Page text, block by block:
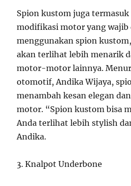
Spion kustom juga termasuk
modifikasi motor yang
menggunakan spion
akan terlihat lebih menarik
motor-motor lainnya.
otomotif, Andika Wijaya,
menambah kesan elegan
motor. “Spion kustom bisa
Anda terlihat lebih stylish
Andika.
3. Knalpot Underbone